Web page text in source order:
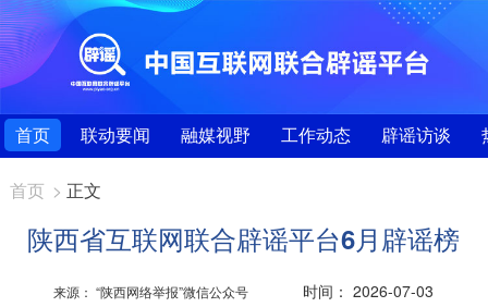
首页 联动要闻 融媒视野 工作动态 辟谣访谈
首页 > 正文
陕西省互联网联合辟谣平台6月辟谣榜
来源： “陕西网络举报”微信公众号 时间： 2026-07-03